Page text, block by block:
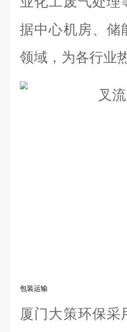
据中心机房、储
领域，为各行业
包装运输
厦门大策环保